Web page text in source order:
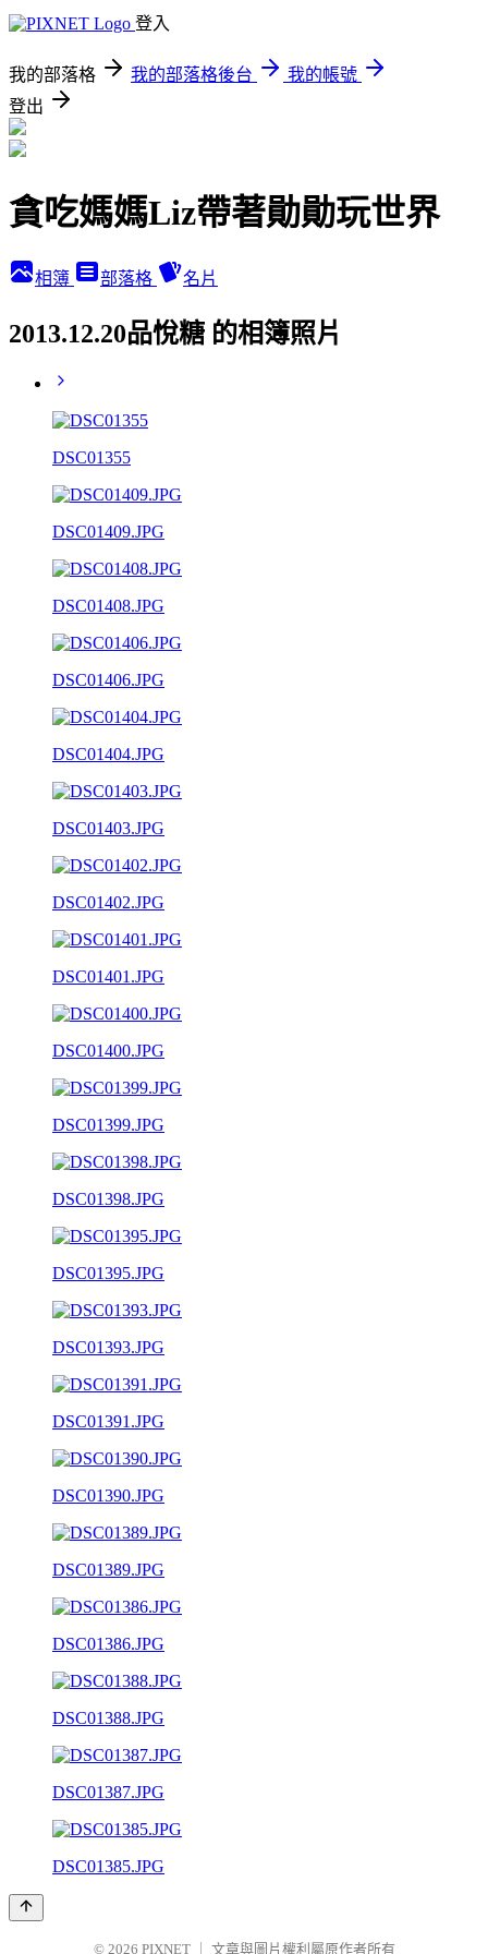
登入
我的部落格 我的部落格後台
我的帳號
登出
貪吃媽媽Liz帶著勛勛玩世界
相簿 部落格 名片
2013.12.20品悅糖 的相簿照片
DSC01355
DSC01409.JPG
DSC01408.JPG
DSC01406.JPG
DSC01404.JPG
DSC01403.JPG
DSC01402.JPG
DSC01401.JPG
DSC01400.JPG
DSC01399.JPG
DSC01398.JPG
DSC01395.JPG
DSC01393.JPG
DSC01391.JPG
DSC01390.JPG
DSC01389.JPG
DSC01386.JPG
DSC01388.JPG
DSC01387.JPG
DSC01385.JPG
© 2026 PIXNET 文章與圖片權利屬原作者所有